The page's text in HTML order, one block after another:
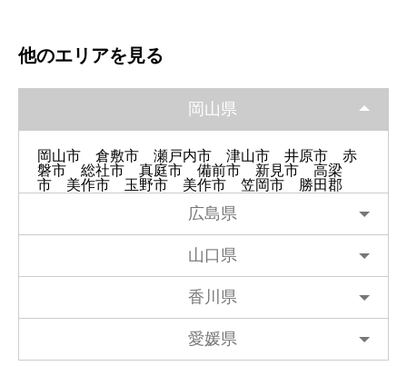
他のエリアを見る
岡山県
岡山市 倉敷市 瀬戸内市 津山市 井原市
赤
磐市
総社市 真庭市 備前市 新見市
高梁
市
美作市 玉野市 美作市 笠岡市 勝田郡
広島県
山口県
香川県
愛媛県